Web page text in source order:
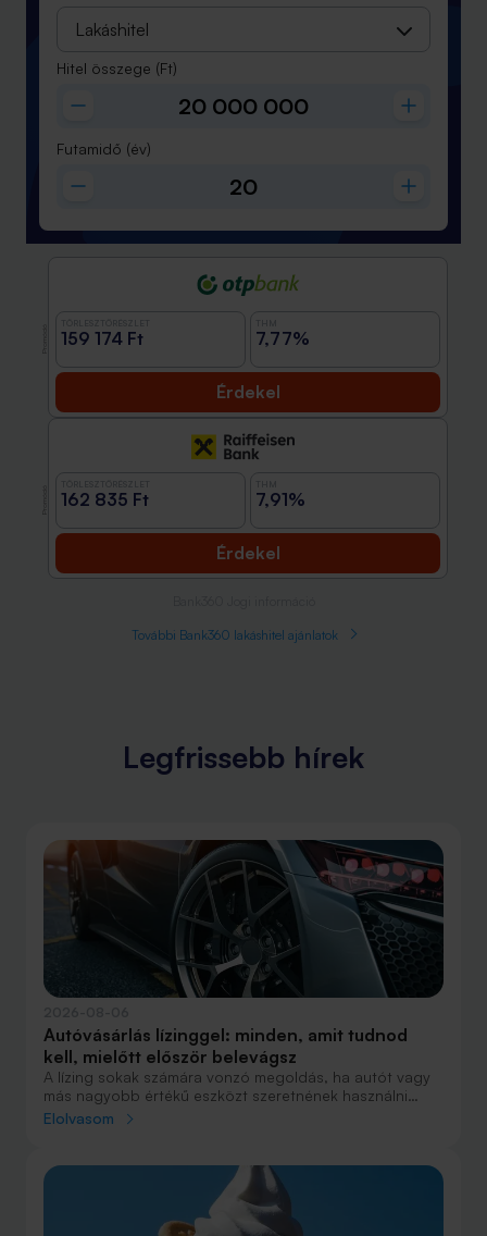
Lakáshitel
Hitel összege (Ft)
Futamidő (év)
159 174 Ft 7,77%
Érdekel
162 835 Ft 7,91%
Érdekel
További Bank360 lakáshitel ajánlatok
Legfrissebb hírek
Autóvásárlás lízinggel: minden, amit tudnod
kell, mielőtt először belevágsz
A lízing sokak számára vonzó megoldás, ha autót vagy
más nagyobb értékű eszközt szeretnének használni
anélkül, hogy azt egy összegben ki kellene fizetniük.
fogalmak közül, amelyekkel biztosan találkozol.
Elolvasom